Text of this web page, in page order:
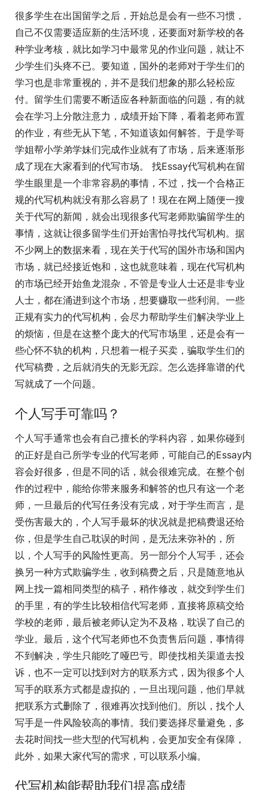
很多学生在出国留学之后，开始总是会有一些不习惯，
自己不仅需要适应新的生活环境，还要面对新学校的各
种学业考核，就比如学习中最常见的作业问题，就让不
少学生们头疼不已。要知道，国外的老师对于学生们的
学习也是非常重视的，并不是我们想象的那么轻松应
付。留学生们需要不断适应各种新面临的问题，有的就
会在学习上分散注意力，成绩开始下降，看着老师布置
的作业，有些无从下笔，不知道该如何解答。于是学哥
学姐帮小学弟学妹们完成作业就有了市场，后来逐渐形
成了现在大家看到的代写市场。 找Essay代写机构在留
学生眼里是一个非常容易的事情，不过，找一个合格正
规的代写机构就没有那么容易了！现在在网上随便一搜
关于代写的新闻，就会出现很多代写老师欺骗留学生的
事情，这就让很多留学生们开始害怕寻找代写机构。据
不少网上的数据来看，现在关于代写的国外市场和国内
市场，就已经接近饱和，这也就意味着，现在代写机构
的市场已经开始鱼龙混杂，不管是专业人士还是非专业
人士，都在涌进到这个市场，想要赚取一些利润。一些
正规有实力的代写机构，会尽力帮助学生们解决学业上
的烦恼，但是在这整个庞大的代写市场里，还是会有一
些心怀不轨的机构，只想着一棍子买卖，骗取学生们的
代写稿费，之后就消失的无影无踪。怎么选择靠谱的代
写就成了一个问题。
个人写手可靠吗？
个人写手通常也会有自己擅长的学科内容，如果你碰到
的正好是自己所学专业的代写老师，可能自己的Essay内
容会好很多，但是不同的话，就会很难完成。在整个创
作的过程中，能给你带来服务和解答的也只有这一个老
师，一旦最后的代写任务没有完成，对于学生而言，是
受伤害最大的，个人写手最坏的状况就是把稿费退还给
你，但是学生自己耽误的时间，是无法来弥补的，所
以，个人写手的风险性更高。另一部分个人写手，还会
换另一种方式欺骗学生，收到稿费之后，只是随意地从
网上找一篇相同类型的稿子，稍作修改，就交到学生们
的手里，有的学生比较相信代写老师，直接将原稿交给
学校的老师，最后被老师认定为不及格，耽误了自己的
学业。最后，这个代写老师也不负责售后问题，事情得
不到解决，学生只能吃了哑巴亏。即使找相关渠道去投
诉，也不一定可以找到对方的联系方式，因为很多个人
写手的联系方式都是虚拟的，一旦出现问题，他们早就
把联系方式删除了，很难再次找到他们。所以，找个人
写手是一件风险较高的事情。我们要选择尽量避免，多
去花时间找一些大型的代写机构，会更加安全有保障，
此外，如果大家代写的需求，可以联系小编。
代写机构能帮助我们提高成绩